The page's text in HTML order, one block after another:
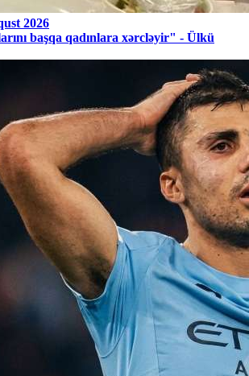
2026
başqa qadınlara xərcləyir" - Ülkü